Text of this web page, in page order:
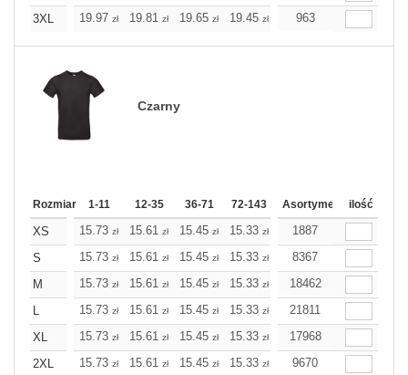
3XL
19.97 zł 19.81 zł 19.65 zł 19.45 zł 19.28zł
963
Czarny
Rozmiar 1-11 12-35 36-71 72-143 144-287 288 Dodaj
Asortyment ilość
XS 15.73 zł 15.61 zł 15.45 zł 15.33 zł 15.21zł
1887
S
15.73 zł 15.61 zł 15.45 zł 15.33 zł 15.21zł
8367
M
15.73 zł 15.61 zł 15.45 zł 15.33 zł 15.21zł
18462
L
15.73 zł 15.61 zł 15.45 zł 15.33 zł 15.21 zł
21811
XL
15.73 zł 15.61 zł 15.45 zł 15.33 zł 15.21zł
17968
2XL
15.73 zł 15.61 zł 15.45 zł 15.33 zł 15.21zł
9670